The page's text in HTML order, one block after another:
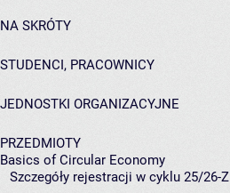
NA SKRÓTY
STUDENCI, PRACOWNICY
JEDNOSTKI ORGANIZACYJNE
PRZEDMIOTY
Basics of Circular Economy
Szczegóły rejestracji w cyklu 25/26-Z